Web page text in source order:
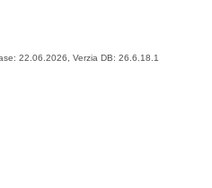
22.06.2026, Verzia DB: 26.6.18.1